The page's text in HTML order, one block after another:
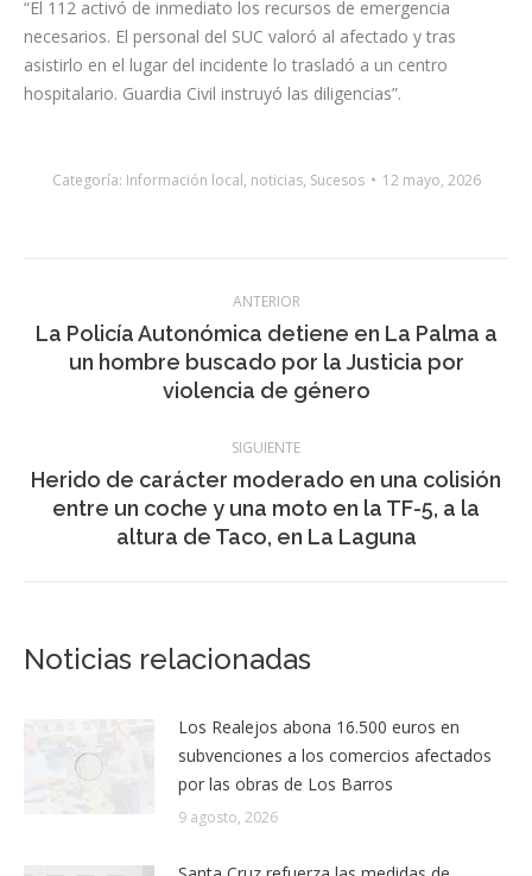
06:50 horas, el Centro Coordinador de Emergencias y
Seguridad (CECOES) 112 del Gobierno de Canarias recibió una
alerta, en la que informaban de una colisión entre un turismo y
una moto en la dirección mencionada anteriormente”.
necesarios. El personal del SUC valoró al afectado y tras
Categoría: Información local noticias , 12 mayo, 2026
entre
publicaciones
ANTERIOR
Publicación
anterior:
La Policía Autonómica detiene en La Palma a
un hombre buscado por la Justicia por
violencia de género
SIGUIENTE
Publicación
siguiente:
entre un coche y una moto en la TF-5, a la
Noticias relacionadas
Los Realejos abona 16.500 euros en